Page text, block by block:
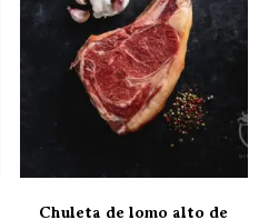
Chuleta de lomo alto de